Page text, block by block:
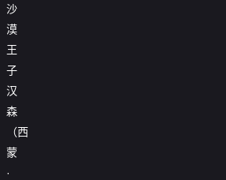
沙
漠
王
子
汉
森
（西
蒙
·